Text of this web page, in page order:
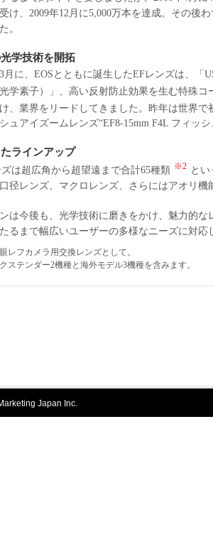
け、2009年12月に5,000万本を達成。その後
。
学技術を開拓
月に、EOSとともに誕生したEFレンズは、
学素子）」、高い反射防止効果を生む特殊コ
、業界をリードしてきました。昨年は世界で
ュアイズームレンズ“EF8-15mm F4L フィッ
ラインアップ
は超広角から超望遠まで合計65種類 ※2 と
径レンズ、マクロレンズ、さらにはアオリ
は今後も、光学技術に磨きをかけ、魅力的
るまで幅広いユーザーの多様なニーズに対
レフカメラ用交換レンズとして。
ステンダー2機種と海外モデル3機種を含みます。
Japan Inc.